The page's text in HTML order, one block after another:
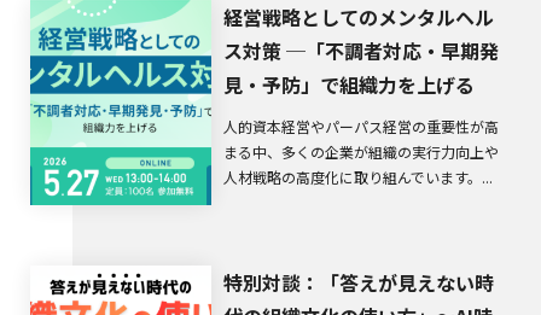
経営戦略としてのメンタルヘル
ス対策 ─「不調者対応・早期発
見・予防」で組織力を上げる
人的資本経営やパーパス経営の重要性が高
まる中、多くの企業が組織の実行力向上や
人材戦略の高度化に取り組んでいます。...
特別対談：「答えが見えない時